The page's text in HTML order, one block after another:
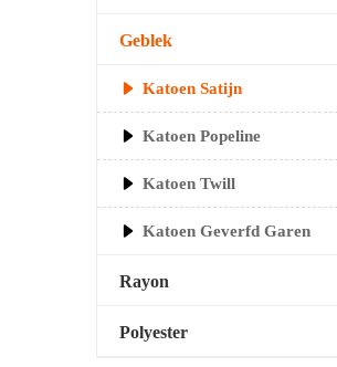
Geblek
Katoen Satijn
Katoen Popeline
Katoen Twill
Katoen Geverfd Garen
Rayon
Polyester